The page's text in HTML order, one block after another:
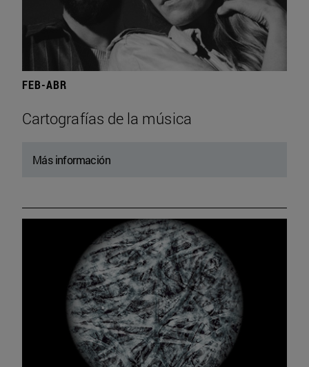
FEB-ABR
Cartografías de la música
Más información